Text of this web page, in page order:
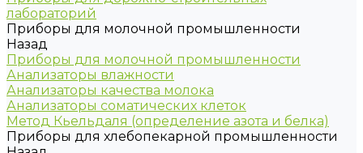
лабораторий
Приборы для молочной промышленности
Назад
Приборы для молочной промышленности
Анализаторы влажности
Анализаторы качества молока
Анализаторы соматических клеток
Метод Кьельдаля (определение азота и белка)
Приборы для хлебопекарной промышленности